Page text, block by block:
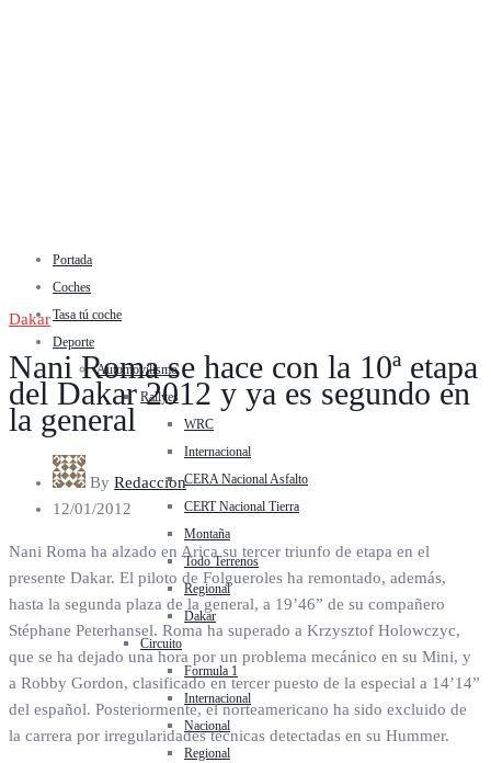
Portada
Coches
Tasa tú coche
Deporte
Automovilismo
Rallyes
WRC
Internacional
CERA Nacional Asfalto
CERT Nacional Tierra
Montaña
Todo Terrenos
Regional
Dakar
Circuito
Formula 1
Internacional
Nacional
Regional
Dakar
Nani Roma se hace con la 10ª etapa
del Dakar 2012 y ya es segundo en
la general
By Redaccion
12/01/2012
Nani Roma ha alzado en Arica su tercer triunfo de etapa en el
presente Dakar. El piloto de Folgueroles ha remontado, además,
hasta la segunda plaza de la general, a 19’46” de su compañero
Stéphane Peterhansel. Roma ha superado a Krzysztof Holowczyc,
que se ha dejado una hora por un problema mecánico en su Mini, y
a Robby Gordon, clasificado en tercer puesto de la especial a 14’14”
del español. Posteriormente, el norteamericano ha sido excluido de
la carrera por irregularidades técnicas detectadas en su Hummer.